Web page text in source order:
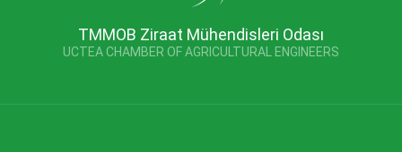
TMMOB Ziraat Mühendisleri Odası
UCTEA CHAMBER OF AGRICULTURAL ENGINEERS